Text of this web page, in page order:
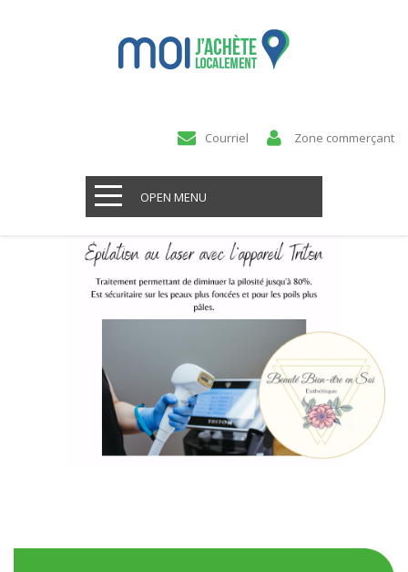
Courriel Zone commerçant
OPEN MENU